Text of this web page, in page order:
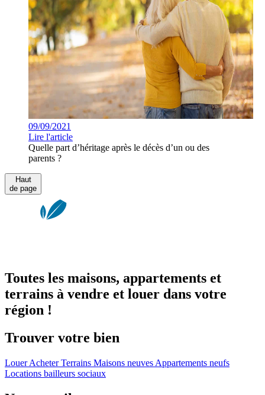
09/09/2021
Lire l'article
Quelle part d’héritage après le décès d’un ou des
parents ?
Haut
de page
Toutes les maisons, appartements et
terrains à vendre et louer dans votre
région !
Trouver votre bien
LouerAcheterTerrains Maisons neuves Appartements neufs
Locations bailleurs sociaux